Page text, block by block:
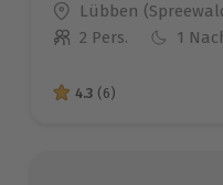
Standort
Lübben
Anzahl der Teilnehmer
2 Pers. 1
4.3 von 5 Sternen
4.3 (6)